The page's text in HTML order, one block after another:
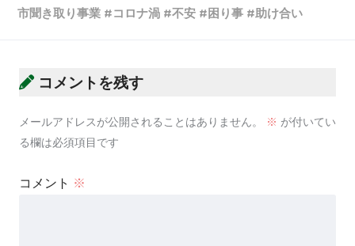
市聞き取り事業 #コロナ渦 #不安 #困り事 #助け合い
コメントを残す
メールアドレスが公開されることはありません。 ※ が付いてい
る欄は必須項目です
コメント ※